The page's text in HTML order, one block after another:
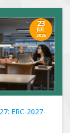
23
JUL
2026
ERC-2027-